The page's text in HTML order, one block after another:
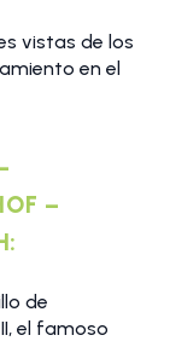
vistas de los
en el
–
de
el famoso